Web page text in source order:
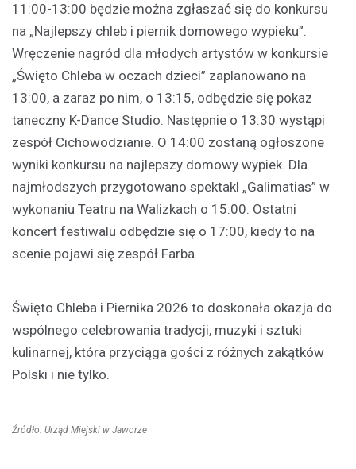
11:00-13:00 będzie można zgłaszać się do konkursu
na „Najlepszy chleb i piernik domowego wypieku”.
Wręczenie nagród dla młodych artystów w konkursie
„Święto Chleba w oczach dzieci” zaplanowano na
13:00, a zaraz po nim, o 13:15, odbędzie się pokaz
taneczny K-Dance Studio. Następnie o 13:30 wystąpi
zespół Cichowodzianie. O 14:00 zostaną ogłoszone
wyniki konkursu na najlepszy domowy wypiek. Dla
najmłodszych przygotowano spektakl „Galimatias” w
wykonaniu Teatru na Walizkach o 15:00. Ostatni
koncert festiwalu odbędzie się o 17:00, kiedy to na
scenie pojawi się zespół Farba.
Święto Chleba i Piernika 2026 to doskonała okazja do
wspólnego celebrowania tradycji, muzyki i sztuki
kulinarnej, która przyciąga gości z różnych zakątków
Polski i nie tylko.
Źródło: Urząd Miejski w Jaworze